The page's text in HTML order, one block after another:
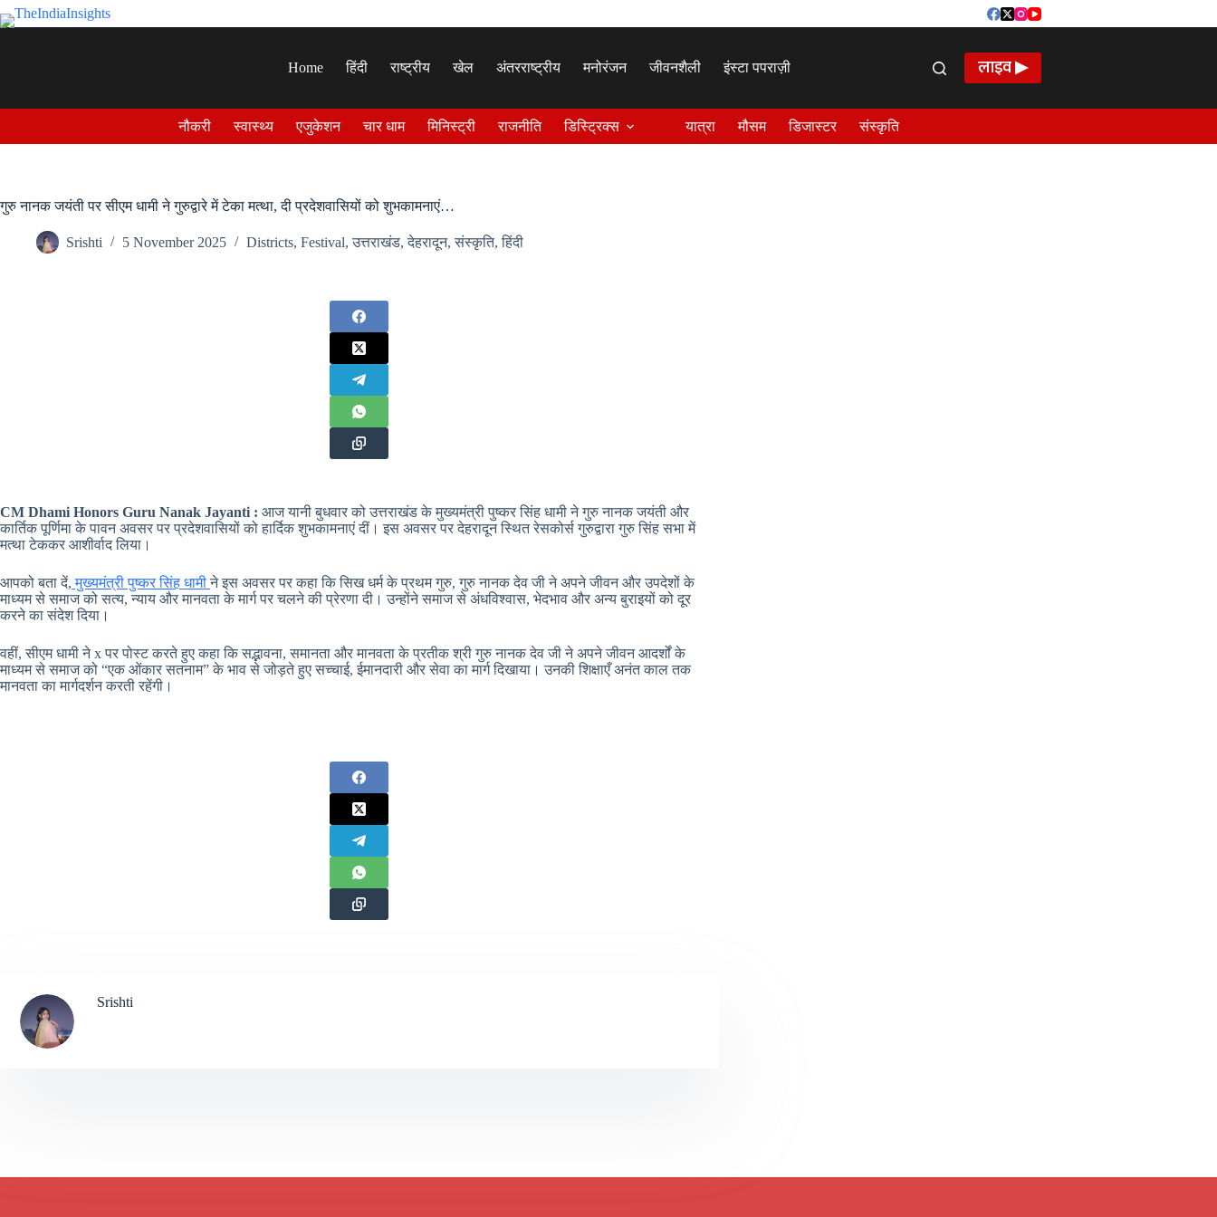
Skip
to
Home
हिंदी राष्ट्रीय खेल अंतरराष्ट्रीय मनोरंजन जीवनशैली इंस्टा पपराज़ी लाइव ▶
नौकरी स्वास्थ्य एजुकेशन चार धाम मिनिस्ट्री राजनीति डिस्ट्रिक्स यात्रा मौसम डिजास्टर संस्कृति
गुरु नानक जयंती पर सीएम धामी ने गुरुद्वारे में टेका मत्था, दी प्रदेशवासियों को शुभकामनाएं…
Srishti 5 November 2025 Districts, Festival,उत्तराखंड,देहरादून,संस्कृति,हिंदी
CM Dhami Honors Guru Nanak Jayanti : आज यानी बुधवार को उत्तराखंड के मुख्यमंत्री पुष्कर सिंह धामी ने गुरु नानक जयंती और
कार्तिक पूर्णिमा के पावन अवसर पर प्रदेशवासियों को हार्दिक शुभकामनाएं दीं। इस अवसर पर देहरादून स्थित रेसकोर्स गुरुद्वारा गुरु सिंह सभा में
मत्था टेककर आशीर्वाद लिया।
आपको बता दें, मुख्यमंत्री पुष्कर सिंह धामीने इस अवसर पर कहा कि सिख धर्म के प्रथम गुरु, गुरु नानक देव जी ने अपने जीवन और उपदेशों के
माध्यम से समाज को सत्य, न्याय और मानवता के मार्ग पर चलने की प्रेरणा दी। उन्होंने समाज से अंधविश्वास, भेदभाव और अन्य बुराइयों को दूर
करने का संदेश दिया।
वहीं, सीएम धामी ने x पर पोस्ट करते हुए कहा कि सद्भावना, समानता और मानवता के प्रतीक श्री गुरु नानक देव जी ने अपने जीवन आदर्शों के
माध्यम से समाज को “एक ओंकार सतनाम” के भाव से जोड़ते हुए सच्चाई, ईमानदारी और सेवा का मार्ग दिखाया। उनकी शिक्षाएँ अनंत काल तक
मानवता का मार्गदर्शन करती रहेंगी।
Srishti